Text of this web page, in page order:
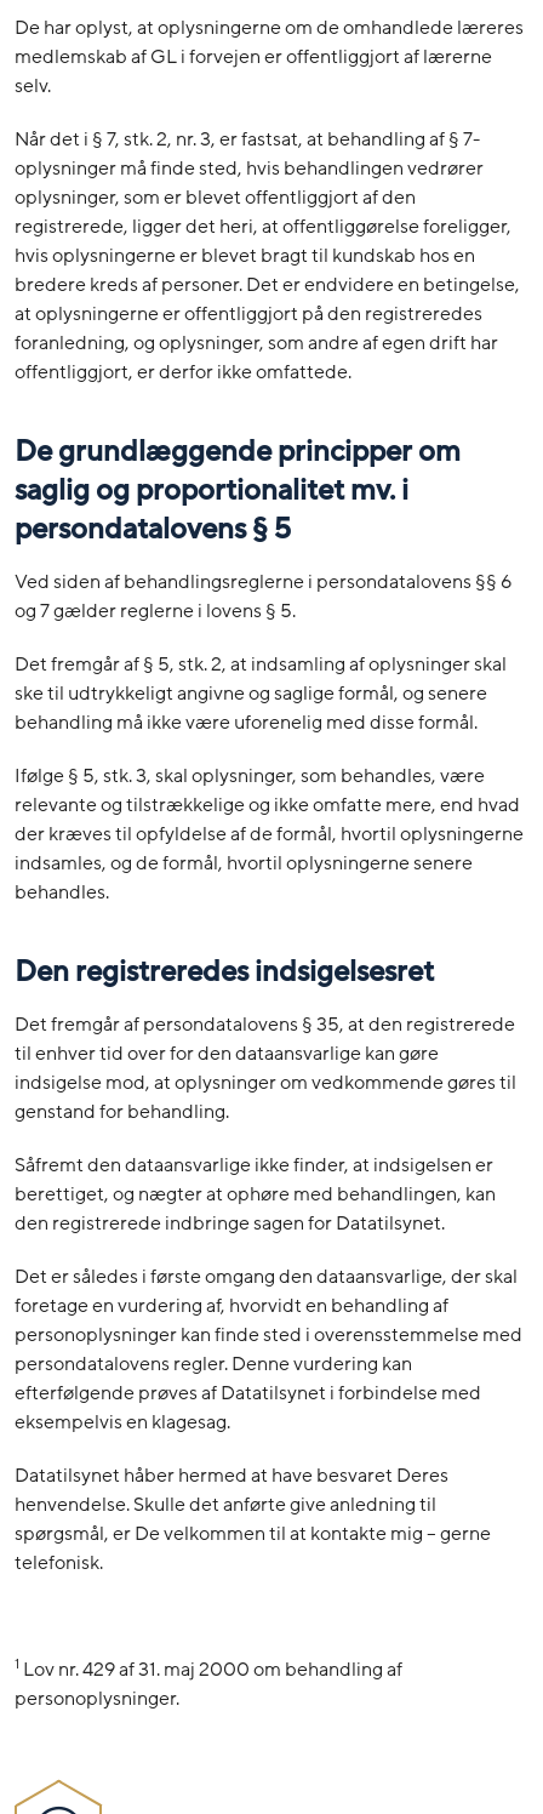
De har oplyst, at oplysningerne om de omhandlede læreres
medlemskab af GL i forvejen er offentliggjort af lærerne
selv.
Når det i § 7, stk. 2, nr. 3, er fastsat, at behandling af § 7-
oplysninger må finde sted, hvis behandlingen vedrører
oplysninger, som er blevet offentliggjort af den
registrerede, ligger det heri, at offentliggørelse foreligger,
hvis oplysningerne er blevet bragt til kundskab hos en
bredere kreds af personer. Det er endvidere en betingelse,
at oplysningerne er offentliggjort på den registreredes
foranledning, og oplysninger, som andre af egen drift har
offentliggjort, er derfor ikke omfattede.
De grundlæggende principper om
saglig og proportionalitet mv. i
persondatalovens § 5
Ved siden af behandlingsreglerne i persondatalovens §§ 6
og 7 gælder reglerne i lovens § 5.
Det fremgår af § 5, stk. 2, at indsamling af oplysninger skal
ske til udtrykkeligt angivne og saglige formål, og senere
behandling må ikke være uforenelig med disse formål.
Ifølge § 5, stk. 3, skal oplysninger, som behandles, være
relevante og tilstrækkelige og ikke omfatte mere, end hvad
der kræves til opfyldelse af de formål, hvortil oplysningerne
indsamles, og de formål, hvortil oplysningerne senere
behandles.
Den registreredes indsigelsesret
Det fremgår af persondatalovens § 35, at den registrerede
til enhver tid over for den dataansvarlige kan gøre
indsigelse mod, at oplysninger om vedkommende gøres til
genstand for behandling.
Såfremt den dataansvarlige ikke finder, at indsigelsen er
berettiget, og nægter at ophøre med behandlingen, kan
den registrerede indbringe sagen for Datatilsynet.
Det er således i første omgang den dataansvarlige, der skal
foretage en vurdering af, hvorvidt en behandling af
personoplysninger kan finde sted i overensstemmelse med
persondatalovens regler. Denne vurdering kan
efterfølgende prøves af Datatilsynet i forbindelse med
eksempelvis en klagesag.
Datatilsynet håber hermed at have besvaret Deres
henvendelse. Skulle det anførte give anledning til
spørgsmål, er De velkommen til at kontakte mig – gerne
telefonisk.
1 Lov nr. 429 af 31. maj 2000 om behandling af
personoplysninger.